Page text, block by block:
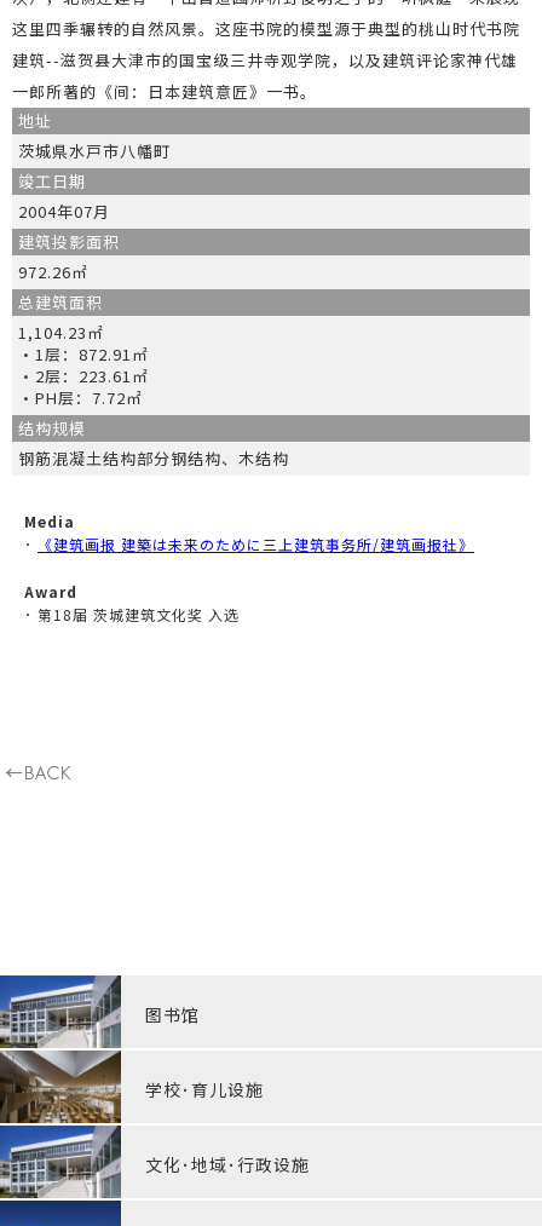
这里四季辗转的自然风景。这座书院的模型源于典型的桃山时代书院
建筑--滋贺县大津市的国宝级三井寺观学院，以及建筑评论家神代雄
一郎所著的《间：日本建筑意匠》一书。
地址
茨城県水戸市八幡町
竣工日期
2004年07月
建筑投影面积
972.26㎡
总建筑面积
1,104.23㎡
・1层：872.91㎡
・2层：223.61㎡
・PH层：7.72㎡
结构规模
钢筋混凝土结构部分钢结构、木结构
Media
･
《建筑画报 建築は未来のために三上建筑事务所/建筑画报社》
Award
･ 第18届 茨城建筑文化奖 入选
图书馆
学校･育儿设施
文化･地域･行政设施